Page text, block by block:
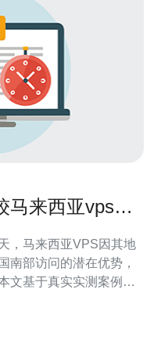
马来西亚vps哪
，马来西亚VPS因其地
南部访问的潜在优势，
文基于真实实测案例，
，并给出购买建议与